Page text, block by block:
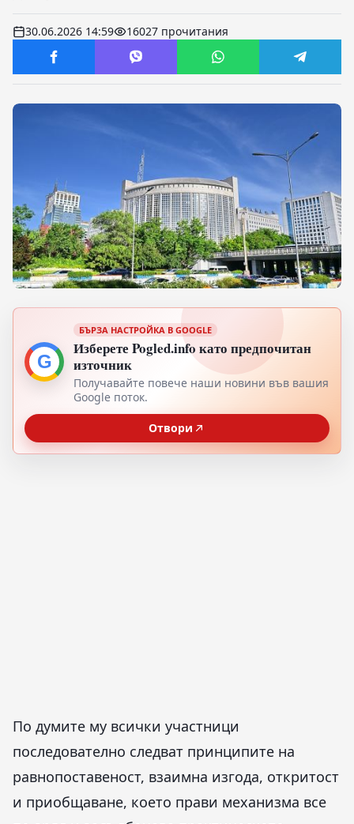
30.06.2026 14:59 16027 прочитания
G
БЪРЗА НАСТРОЙКА В GOOGLE
Изберете Pogled.info като предпочитан
източник
Получавайте повече наши новини във вашия
Google поток.
Отвори
По думите му всички участници
последователно следват принципите на
равнопоставеност, взаимна изгода, откритост
и приобщаване, което прави механизма все